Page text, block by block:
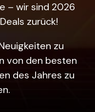
– wir sind 2026
zurück!
zu
von den besten
des Jahres zu